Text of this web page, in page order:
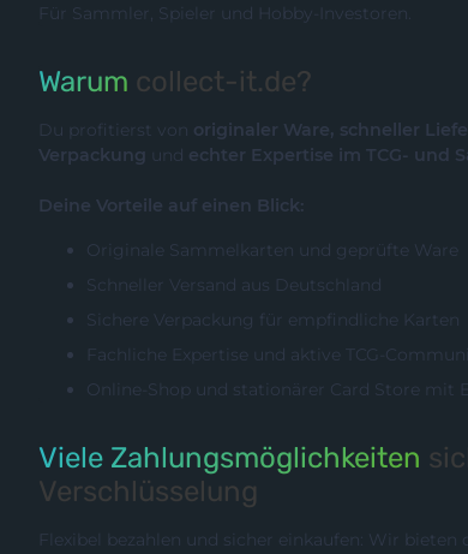
Für Sammler, Spieler und Hobby-Investoren.
Warum collect-it.de?
Du profitierst von originaler Ware, schneller
Verpackung und echter Expertise im TCG- und
Deine Vorteile auf einen Blick:
Originale Sammelkarten und geprüfte Ware
Schneller Versand aus Deutschland
Sichere Verpackung für empfindliche Karten
Fachliche Expertise und aktive TCG-
Online-Shop und stationärer Card Store mit
Viele Zahlungsmöglichkeiten
Verschlüsselung
Flexibel bezahlen und sicher einkaufen: Wir bieten